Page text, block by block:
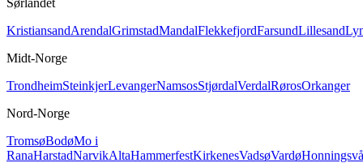
Sørlandet
KristiansandArendalGrimstadMandalFlekkefjordFarsundLillesand
Midt-Norge
TrondheimSteinkjerLevangerNamsosStjørdalVerdalRørosOrkanger
Nord-Norge
TromsøBodøMo i
RanaHarstadNarvikAltaHammerfestKirkenesVadsøVardø